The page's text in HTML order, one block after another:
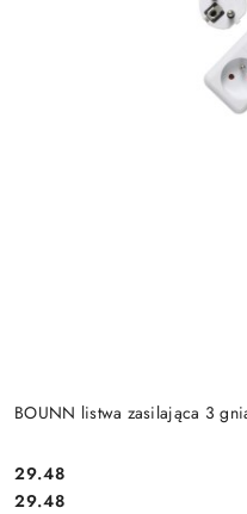
BOUNN listwa zasilająca 3
Cena:
29.48
Cena:
29.48